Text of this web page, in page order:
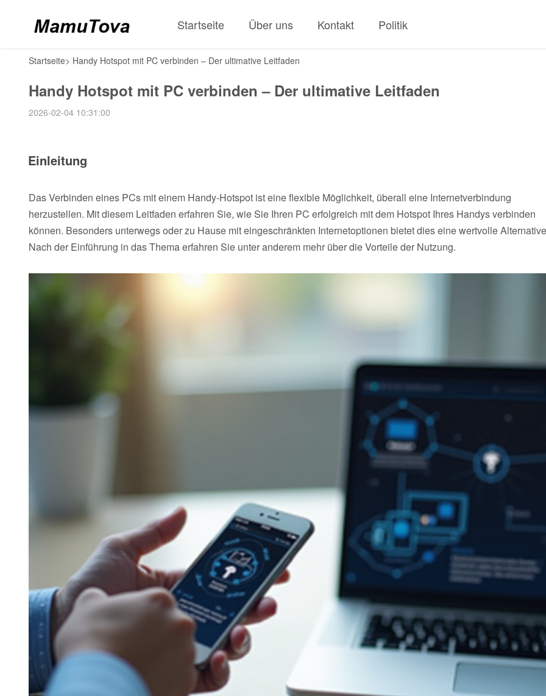
Startseite Über uns Kontakt Politik
Startseite> Handy Hotspot mit PC verbinden – Der ultimative Leitfaden
Handy Hotspot mit PC verbinden – Der ultimative Leitfaden
2026-02-04 10:31:00
Einleitung
Das Verbinden eines PCs mit einem Handy-Hotspot ist eine flexible Möglichkeit, überall eine Internetverbindung
herzustellen. Mit diesem Leitfaden erfahren Sie, wie Sie Ihren PC erfolgreich mit dem Hotspot Ihres Handys verbinden
können. Besonders unterwegs oder zu Hause mit eingeschränkten Internetoptionen bietet dies eine wertvolle
Nach der Einführung in das Thema erfahren Sie unter anderem mehr über die Vorteile der Nutzung.